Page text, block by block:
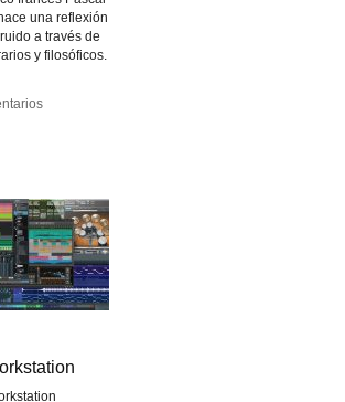
una reflexión
a través de
y filosóficos.